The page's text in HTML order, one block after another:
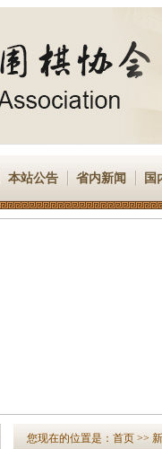
本站公告 省内新闻 国
您现在的位置是： 首页 >>